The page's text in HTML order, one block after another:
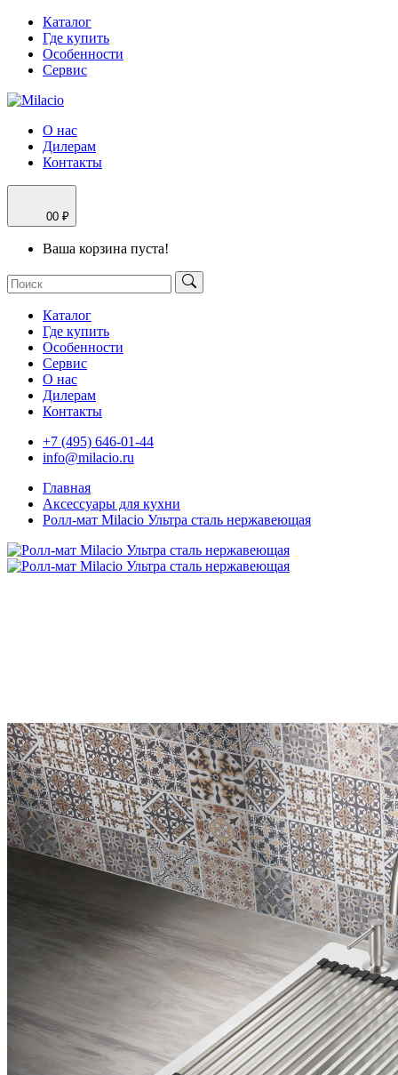
Каталог
Где купить
Особенности
Сервис
О нас
Дилерам
Контакты
00 ₽
Ваша корзина пуста!
Каталог
Где купить
Особенности
Сервис
О нас
Дилерам
Контакты
+7 (495) 646-01-44
info@milacio.ru
Главная
Аксессуары для кухни
Ролл-мат Milacio Ультра сталь нержавеющая